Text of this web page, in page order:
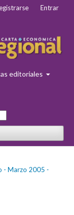
editoriales
Entrar
- Marzo 2005 -